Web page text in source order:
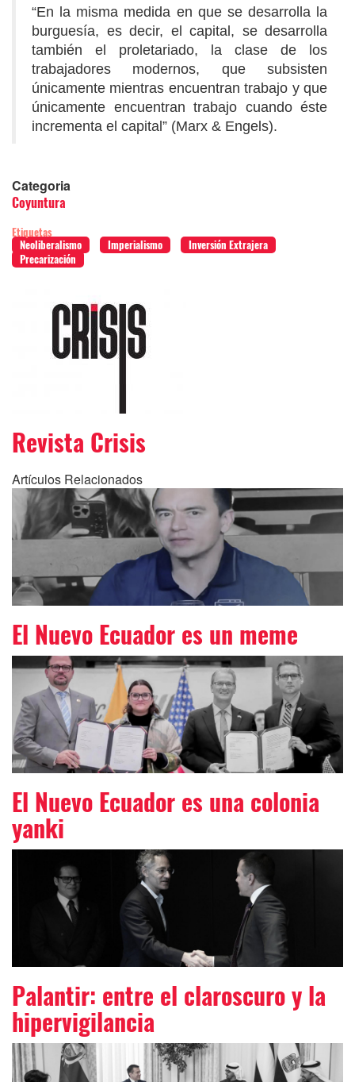
“En la misma medida en que se desarrolla la
burguesía, es decir, el capital, se desarrolla
también el proletariado, la clase de los
trabajadores modernos, que subsisten
únicamente mientras encuentran trabajo y que
únicamente encuentran trabajo cuando éste
incrementa el capital” (Marx & Engels).
Categoria
Coyuntura
Etiquetas
Neoliberalismo
Imperialismo
Inversión Extrajera
Precarización
Revista Crisis
Artículos Relacionados
El Nuevo Ecuador es un meme
El Nuevo Ecuador es una colonia
yanki
Palantir: entre el claroscuro y la
hipervigilancia